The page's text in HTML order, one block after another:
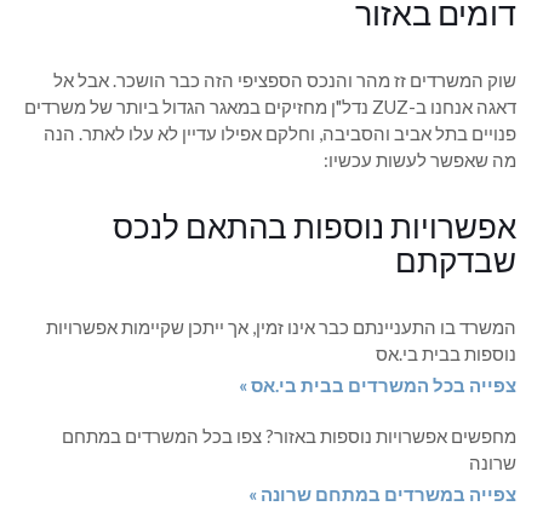
דומים באזור
שוק המשרדים זז מהר והנכס הספציפי הזה כבר הושכר. אבל אל
דאגה אנחנו ב-ZUZ נדל"ן מחזיקים במאגר הגדול ביותר של משרדים
פנויים בתל אביב והסביבה, וחלקם אפילו עדיין לא עלו לאתר. הנה
מה שאפשר לעשות עכשיו:
אפשרויות נוספות בהתאם לנכס
שבדקתם
המשרד בו התעניינתם כבר אינו זמין, אך ייתכן שקיימות אפשרויות
נוספות בבית בי.אס
צפייה בכל המשרדים בבית בי.אס »
מחפשים אפשרויות נוספות באזור? צפו בכל המשרדים במתחם
שרונה
צפייה במשרדים במתחם שרונה »